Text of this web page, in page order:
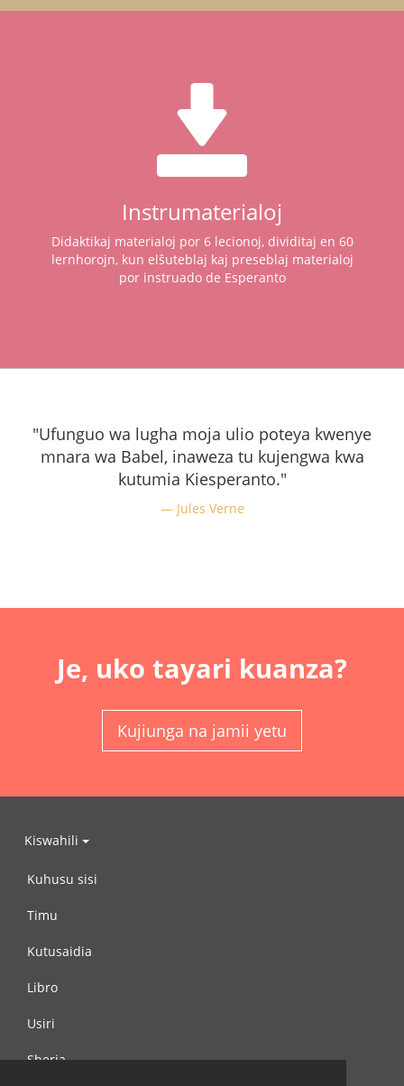
Instrumaterialoj
Didaktikaj materialoj por 6 lecionoj, dividitaj en 60
lernhorojn, kun elŝuteblaj kaj preseblaj materialoj
por instruado de Esperanto
"Ufunguo wa lugha moja ulio poteya kwenye
mnara wa Babel, inaweza tu kujengwa kwa
kutumia Kiesperanto."
Jules Verne
Je, uko tayari kuanza?
Kujiunga na jamii yetu
Kiswahili
Kuhusu sisi
Timu
Kutusaidia
Libro
Usiri
Sheria